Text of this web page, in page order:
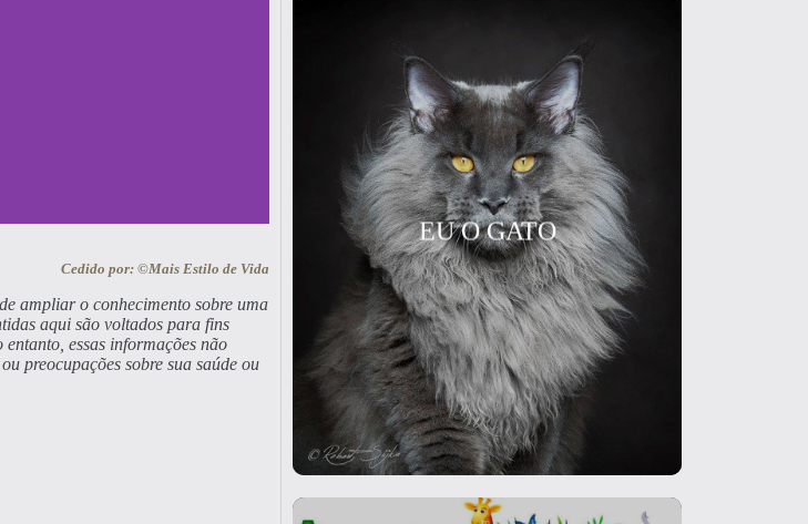
de
na
Cedido por: ©Mais Estilo de Vida
ampliar o conhecimento sobre uma
aqui são voltados para fins
entanto, essas informações não
preocupações sobre sua saúde ou
EU O GATO